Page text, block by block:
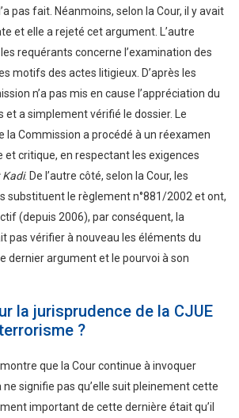
pas fait. Néanmoins, selon la Cour, il y avait
et elle a rejeté cet argument. L’autre
requérants concerne l’examination des
motifs des actes litigieux. D’après les
n’a pas mis en cause l’appréciation du
et a simplement vérifié le dossier. Le
la Commission a procédé à un réexamen
critique, en respectant les exigences
Kadi. De l’autre côté, selon la Cour, les
substituent le règlement n°881/2002 et ont,
(depuis 2006), par conséquent, la
pas vérifier à nouveau les éléments du
dernier argument et le pourvoi à son
la jurisprudence de la CJUE
?
montre que la Cour continue à invoquer
ne signifie pas qu’elle suit pleinement cette
important de cette dernière était qu’il